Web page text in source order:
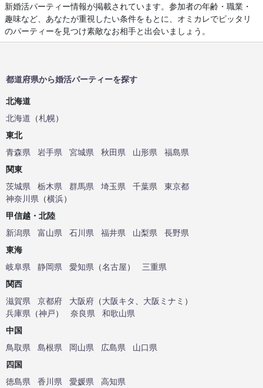
新婚活パーティー情報が掲載されています。参加者の年齢・職業・
趣味など、あなたが重視したい条件をもとに、オミカレでピッタリ
のパーティーを見つけ素敵なお相手と出会いましょう。
都道府県から婚活パーティーを探す
北海道
北海道 （札幌）
東北
青森県
岩手県 宮城県 秋田県 山形県
福島県
関東
茨城県
栃木県 群馬県 埼玉県 千葉県
東京都
神奈川県 （横浜）
甲信越・北陸
新潟県
富山県 石川県 福井県 山梨県
長野県
東海
岐阜県
静岡県 愛知県 （名古屋）
三重県
関西
滋賀県
京都府 大阪府 （大阪キタ 大阪ミナミ ）
兵庫県 （神戸） 奈良県
和歌山県
中国
鳥取県
島根県 岡山県 広島県
山口県
四国
徳島県
香川県 愛媛県
高知県